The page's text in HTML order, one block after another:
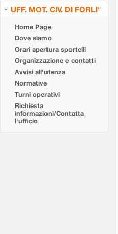
UFF. MOT. CIV. DI FORLI'
Home Page
Dove siamo
Orari apertura sportelli
Organizzazione e contatti
Avvisi all'utenza
Normative
Turni operativi
Richiesta
informazioni/Contatta
l'ufficio